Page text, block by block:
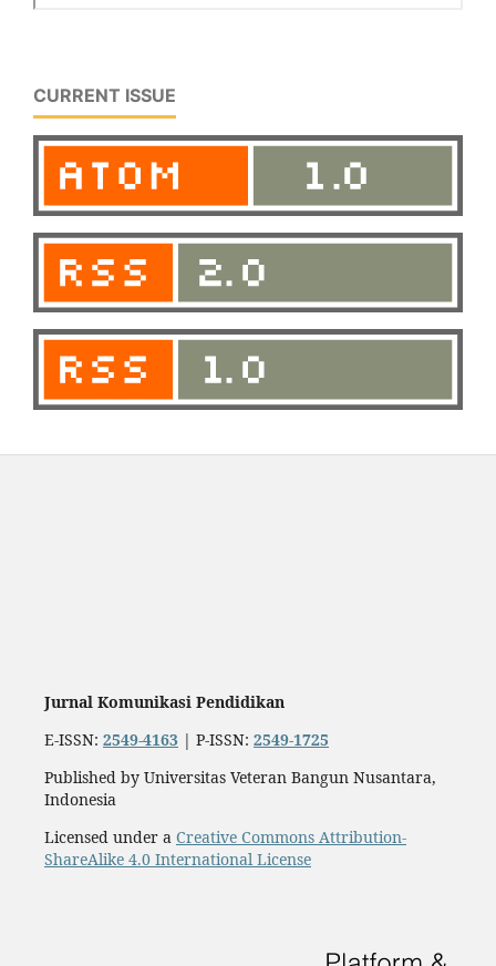
CURRENT ISSUE
Jurnal Komunikasi Pendidikan
E-ISSN: 2549-4163 | P-ISSN: 2549-1725
Published by Universitas Veteran Bangun Nusantara,
Indonesia
Licensed under a Creative Commons Attribution-
ShareAlike 4.0 International License